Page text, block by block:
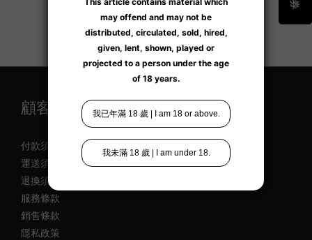
顧客須知
付款須知
運送須知
退換須知
服務條款
銷售條款
隱私政策